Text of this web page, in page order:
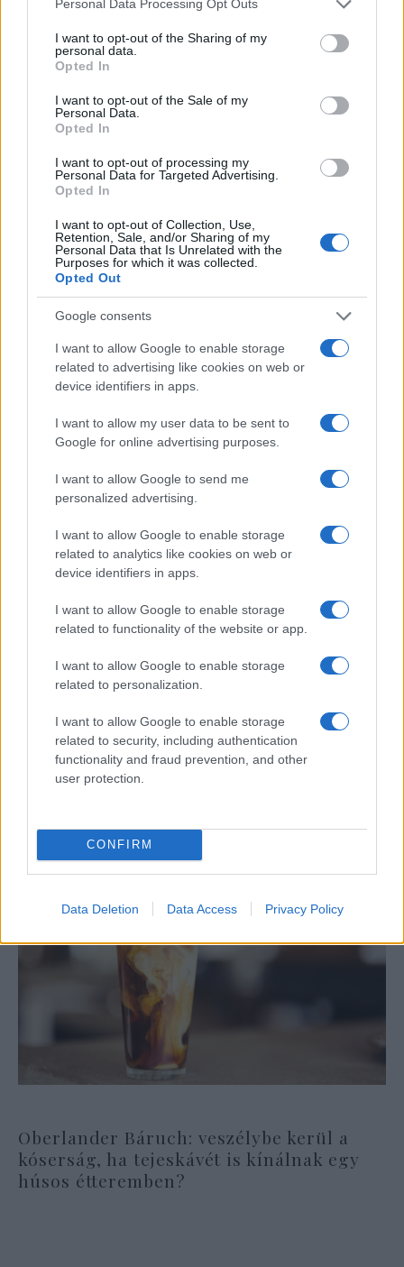
not limited to your visit or usage behaviour. You may click to
grant or deny consent to Google and its third-party tags to
use your data for below specified purposes in below Google
consent section.
Personal Data Processing Opt Outs
I want to opt-out of the Sharing of my
personal data.
Opted In
I want to opt-out of the Sale of my
Personal Data.
Opted In
I want to opt-out of processing my
Personal Data for Targeted Advertising.
Opted In
I want to opt-out of Collection, Use,
Retention, Sale, and/or Sharing of my
Personal Data that Is Unrelated with the
Purposes for which it was collected.
Opted Out
Google consents
I want to allow Google to enable storage
related to advertising like cookies on web or
device identifiers in apps.
I want to allow my user data to be sent to
Google for online advertising purposes.
I want to allow Google to send me
personalized advertising.
I want to allow Google to enable storage
related to analytics like cookies on web or
device identifiers in apps.
I want to allow Google to enable storage
related to functionality of the website or app.
I want to allow Google to enable storage
related to personalization.
I want to allow Google to enable storage
related to security, including authentication
functionality and fraud prevention, and other
user protection.
CONFIRM
Data Deletion Data Access Privacy Policy
Egy különleges családi járattal 140 új
alijázó érkezett Izraelbe
Óriási meglepetés várta a Hapoel Tel-
Aviv szurkolóit Miskolcon
Oberlander Báruch: veszélybe kerül a
kóserság, ha tejeskávét is kínálnak egy
húsos étteremben?